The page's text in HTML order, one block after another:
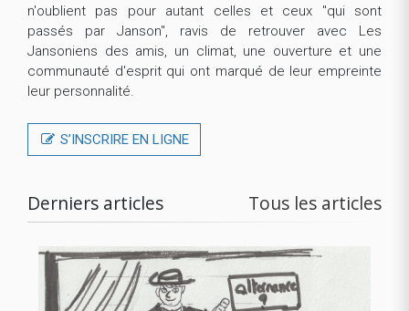
n'oublient pas pour autant celles et ceux "qui sont
passés par Janson", ravis de retrouver avec Les
Jansoniens des amis, un climat, une ouverture et une
communauté d'esprit qui ont marqué de leur empreinte
leur personnalité.
S’INSCRIRE EN LIGNE
Derniers articles Tous les articles